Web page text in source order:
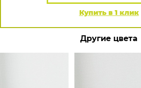
Купить в 1 клик
Другие цвета